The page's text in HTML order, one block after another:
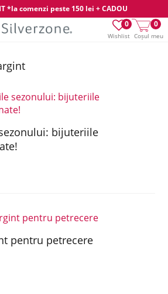
*la comenzi peste 150 lei + CADOU
Wishlist
0
Coșul meu
0
bijuteriile
pentru petrecere